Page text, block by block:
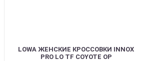
LOWA ЖЕНСКИЕ КРОССОВКИ INNOX
PRO LO TF COYOTE OP